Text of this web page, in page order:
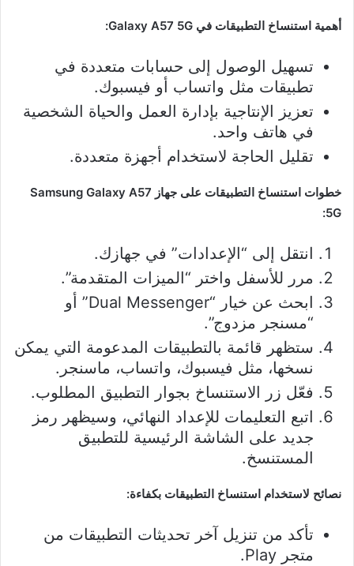
أهمية استنساخ التطبيقات في Galaxy A57 5G:
تسهيل الوصول إلى حسابات متعددة في
تطبيقات مثل واتساب أو فيسبوك.
تعزيز الإنتاجية بإدارة العمل والحياة الشخصية
في هاتف واحد.
تقليل الحاجة لاستخدام أجهزة متعددة.
خطوات استنساخ التطبيقات على جهاز Samsung Galaxy A57
5G:
انتقل إلى “الإعدادات” في جهازك.
مرر للأسفل واختر “الميزات المتقدمة”.
ابحث عن خيار “Dual Messenger” أو
“مسنجر مزدوج”.
ستظهر قائمة بالتطبيقات المدعومة التي يمكن
نسخها، مثل فيسبوك، واتساب، ماسنجر.
فعّل زر الاستنساخ بجوار التطبيق المطلوب.
اتبع التعليمات للإعداد النهائي، وسيظهر رمز
جديد على الشاشة الرئيسية للتطبيق
المستنسخ.
نصائح لاستخدام استنساخ التطبيقات بكفاءة:
تأكد من تنزيل آخر تحديثات التطبيقات من
متجر Play.